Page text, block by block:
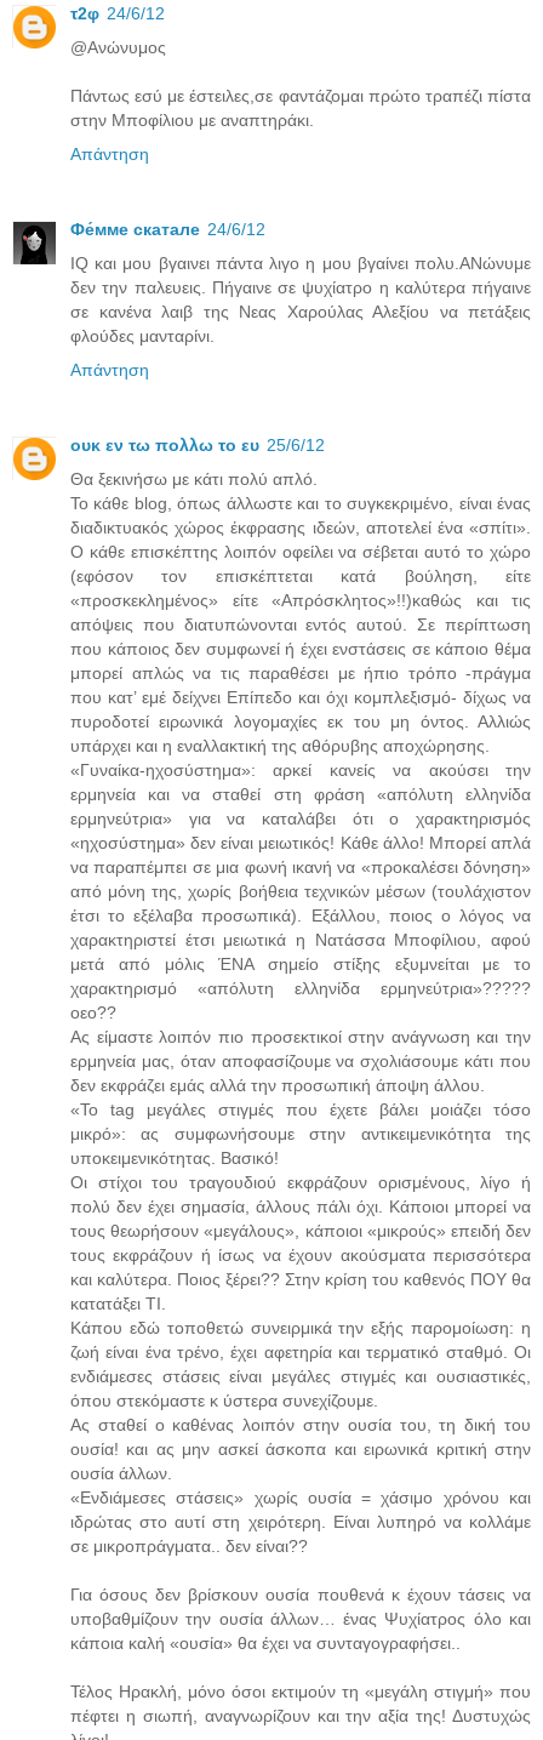
τ2φ 24/6/12
@Ανώνυμος
Πάντως εσύ με έστειλες,σε φαντάζομαι πρώτο τραπέζι πίστα
στην Μποφίλιου με αναπτηράκι.
Απάντηση
Фе́ммe скатале 24/6/12
IQ και μου βγαινει πάντα λιγο η μου βγαίνει πολυ.ΑΝώνυμε
δεν την παλευεις. Πήγαινε σε ψυχίατρο η καλύτερα πήγαινε
σε κανένα λαιβ της Νεας Χαρούλας Αλεξίου να πετάξεις
φλούδες μανταρίνι.
Απάντηση
ουκ εν τω πολλω το ευ 25/6/12
Θα ξεκινήσω με κάτι πολύ απλό.
Το κάθε blog, όπως άλλωστε και το συγκεκριμένο, είναι ένας
διαδικτυακός χώρος έκφρασης ιδεών, αποτελεί ένα «σπίτι».
Ο κάθε επισκέπτης λοιπόν οφείλει να σέβεται αυτό το χώρο
(εφόσον τον επισκέπτεται κατά βούληση, είτε
«προσκεκλημένος» είτε «Απρόσκλητος»!!)καθώς και τις
απόψεις που διατυπώνονται εντός αυτού. Σε περίπτωση
που κάποιος δεν συμφωνεί ή έχει ενστάσεις σε κάποιο θέμα
μπορεί απλώς να τις παραθέσει με ήπιο τρόπο -πράγμα
που κατ’ εμέ δείχνει Επίπεδο και όχι κομπλεξισμό- δίχως να
πυροδοτεί ειρωνικά λογομαχίες εκ του μη όντος. Αλλιώς
υπάρχει και η εναλλακτική της αθόρυβης αποχώρησης.
«Γυναίκα-ηχοσύστημα»: αρκεί κανείς να ακούσει την
ερμηνεία και να σταθεί στη φράση «απόλυτη ελληνίδα
ερμηνεύτρια» για να καταλάβει ότι ο χαρακτηρισμός
«ηχοσύστημα» δεν είναι μειωτικός! Κάθε άλλο! Μπορεί απλά
να παραπέμπει σε μια φωνή ικανή να «προκαλέσει δόνηση»
από μόνη της, χωρίς βοήθεια τεχνικών μέσων (τουλάχιστον
έτσι το εξέλαβα προσωπικά). Εξάλλου, ποιος ο λόγος να
χαρακτηριστεί έτσι μειωτικά η Νατάσσα Μποφίλιου, αφού
μετά από μόλις ΈΝΑ σημείο στίξης εξυμνείται με το
χαρακτηρισμό «απόλυτη ελληνίδα ερμηνεύτρια»?????
οεο??
Ας είμαστε λοιπόν πιο προσεκτικοί στην ανάγνωση και την
ερμηνεία μας, όταν αποφασίζουμε να σχολιάσουμε κάτι που
δεν εκφράζει εμάς αλλά την προσωπική άποψη άλλου.
«Το tag μεγάλες στιγμές που έχετε βάλει μοιάζει τόσο
μικρό»: ας συμφωνήσουμε στην αντικειμενικότητα της
υποκειμενικότητας. Βασικό!
Οι στίχοι του τραγουδιού εκφράζουν ορισμένους, λίγο ή
πολύ δεν έχει σημασία, άλλους πάλι όχι. Κάποιοι μπορεί να
τους θεωρήσουν «μεγάλους», κάποιοι «μικρούς» επειδή δεν
τους εκφράζουν ή ίσως να έχουν ακούσματα περισσότερα
και καλύτερα. Ποιος ξέρει?? Στην κρίση του καθενός ΠΟΥ θα
κατατάξει ΤΙ.
Κάπου εδώ τοποθετώ συνειρμικά την εξής παρομοίωση: η
ζωή είναι ένα τρένο, έχει αφετηρία και τερματικό σταθμό. Οι
ενδιάμεσες στάσεις είναι μεγάλες στιγμές και ουσιαστικές,
όπου στεκόμαστε κ ύστερα συνεχίζουμε.
Ας σταθεί ο καθένας λοιπόν στην ουσία του, τη δική του
ουσία! και ας μην ασκεί άσκοπα και ειρωνικά κριτική στην
ουσία άλλων.
«Ενδιάμεσες στάσεις» χωρίς ουσία = χάσιμο χρόνου και
ιδρώτας στο αυτί στη χειρότερη. Είναι λυπηρό να κολλάμε
σε μικροπράγματα.. δεν είναι??
Για όσους δεν βρίσκουν ουσία πουθενά κ έχουν τάσεις να
υποβαθμίζουν την ουσία άλλων… ένας Ψυχίατρος όλο και
κάποια καλή «ουσία» θα έχει να συνταγογραφήσει..
Τέλος Ηρακλή, μόνο όσοι εκτιμούν τη «μεγάλη στιγμή» που
πέφτει η σιωπή, αναγνωρίζουν και την αξία της! Δυστυχώς